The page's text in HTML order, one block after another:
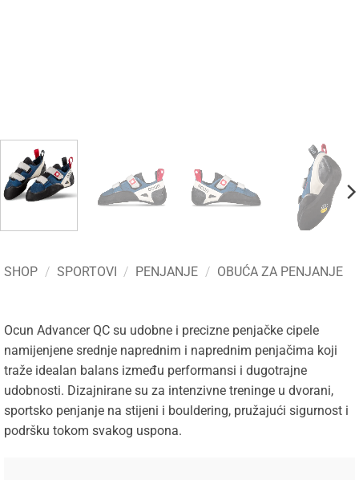
SHOP / SPORTOVI / PENJANJE / OBUĆA ZA PENJANJE
Ocun Advancer QC su udobne i precizne penjačke cipele
namijenjene srednje naprednim i naprednim penjačima koji
traže idealan balans između performansi i dugotrajne
udobnosti. Dizajnirane su za intenzivne treninge u dvorani,
sportsko penjanje na stijeni i bouldering, pružajući sigurnost i
podršku tokom svakog uspona.